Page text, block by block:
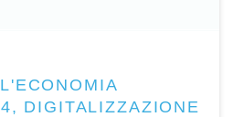
DIGITALIZZAZIONE